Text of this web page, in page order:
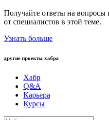
Получайте ответы на
от специалистов в этой теме.
Узнать больше
другие проекты хабра
Хабр
Q&A
Карьера
Курсы